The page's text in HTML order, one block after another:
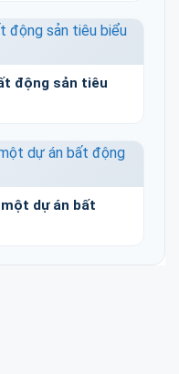
động sản tiêu
dự án bất